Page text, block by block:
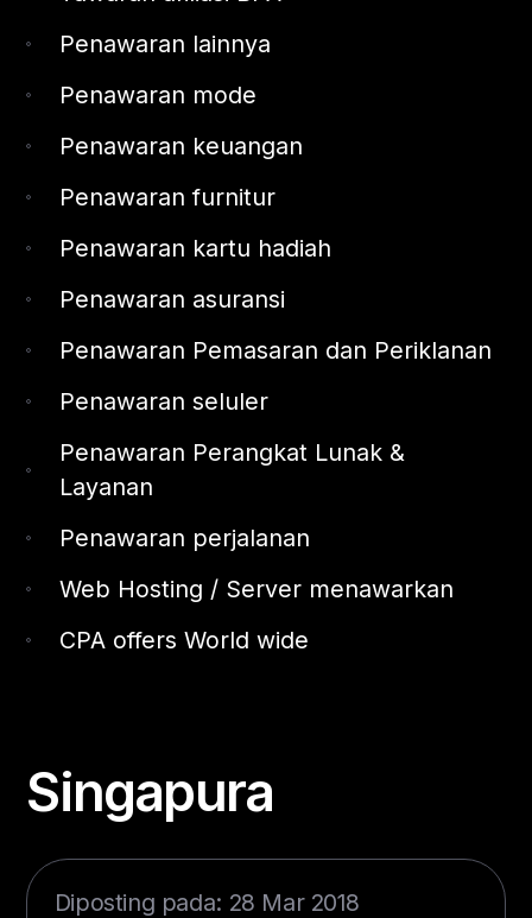
Penawaran lainnya
Penawaran mode
Penawaran keuangan
Penawaran furnitur
Penawaran kartu hadiah
Penawaran asuransi
Penawaran Pemasaran dan Periklanan
Penawaran seluler
Penawaran Perangkat Lunak &
Layanan
Penawaran perjalanan
Web Hosting / Server menawarkan
CPA offers World wide
Singapura
Diposting pada: 28 Mar 2018